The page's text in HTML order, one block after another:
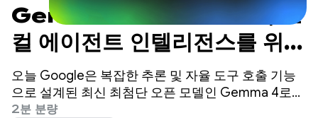
Gemma 4: Android의 로
컬 에이전트 인텔리전스를 위한
새로운 표준
오늘 Google은 복잡한 추론 및 자율 도구 호출 기능
으로 설계된 최신 최첨단 오픈 모델인 Gemma 4로
Android 개발을 개선하고 있습니다.
2분 분량